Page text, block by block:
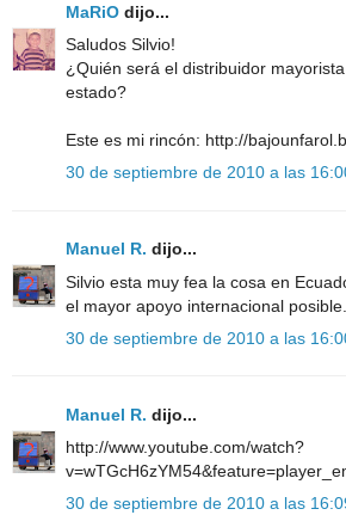
MaRiO dijo...
Saludos Silvio!
¿Quién será el distribuidor
estado?
Este es mi rincón: http://
30 de septiembre de 2010 a las
Manuel R. dijo...
Silvio esta muy fea la cosa en
el mayor apoyo internacional posible.
30 de septiembre de 2010 a las
Manuel R. dijo...
http://www.youtube.com/watch?
30 de septiembre de 2010 a las